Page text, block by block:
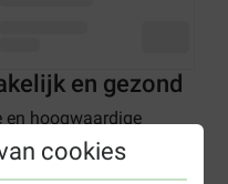
cookies
en gezond
en hoogwaardige
achter Renske
dat optimaal voldoet